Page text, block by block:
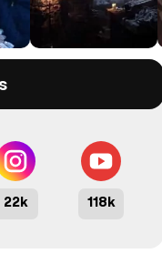
22k 118k